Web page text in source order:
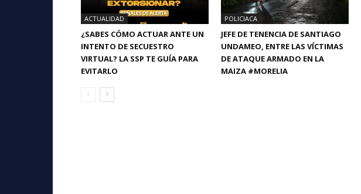
ACTUALIDAD
¿SABES CÓMO ACTUAR ANTE UN
INTENTO DE SECUESTRO
VIRTUAL? LA SSP TE GUÍA PARA
EVITARLO
POLICIACA
JEFE DE TENENCIA DE SANTIAGO
UNDAMEO, ENTRE LAS VÍCTIMAS
DE ATAQUE ARMADO EN LA
MAIZA #MORELIA